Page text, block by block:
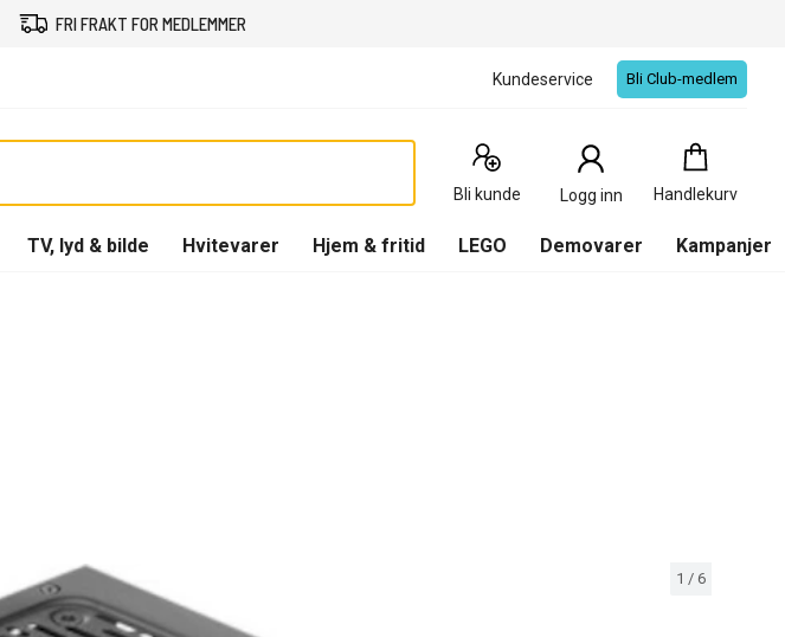
FRI FRAKT FOR MEDLEMMER
Kundeservice Bli Club-medlem
Bli kunde Logg inn Handlekurv
Handlekurv
0
Produkter
TV, lyd & bilde Hvitevarer Hjem & fritid LEGO Demovarer Kampanjer
1 / 6